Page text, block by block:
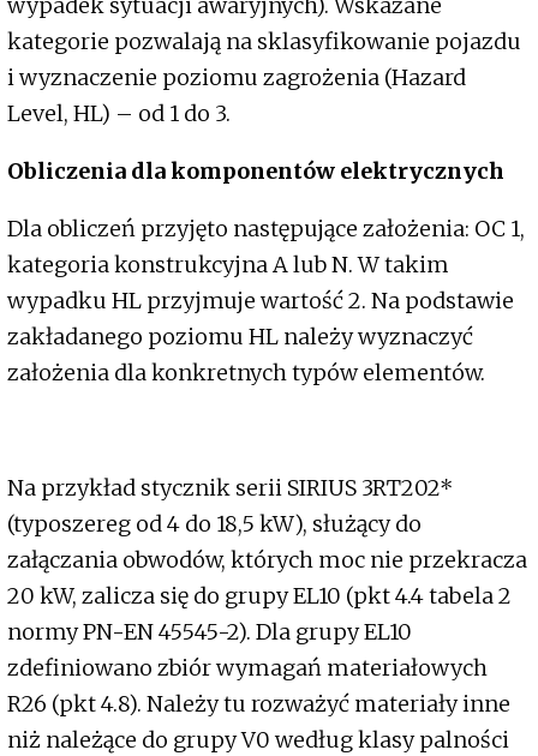
kategorie pozwalają na sklasyfikowanie pojazdu
i wyznaczenie poziomu zagrożenia (Hazard
Level, HL) – od 1 do 3.
Obliczenia dla komponentów elektrycznych
Dla obliczeń przyjęto następujące założenia: OC 1,
kategoria konstrukcyjna A lub N. W takim
wypadku HL przyjmuje wartość 2. Na podstawie
zakładanego poziomu HL należy wyznaczyć
założenia dla konkretnych typów elementów.
Na przykład stycznik serii SIRIUS 3RT202*
(typoszereg od 4 do 18,5 kW), służący do
załączania obwodów, których moc nie przekracza
20 kW, zalicza się do grupy EL10 (pkt 4.4 tabela 2
normy PN-EN 45545-2). Dla grupy EL10
zdefiniowano zbiór wymagań materiałowych
R26 (pkt 4.8). Należy tu rozważyć materiały inne
niż należące do grupy V0 według klasy palności